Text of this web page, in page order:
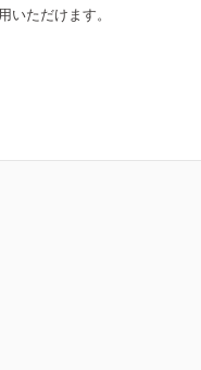
いただけます。